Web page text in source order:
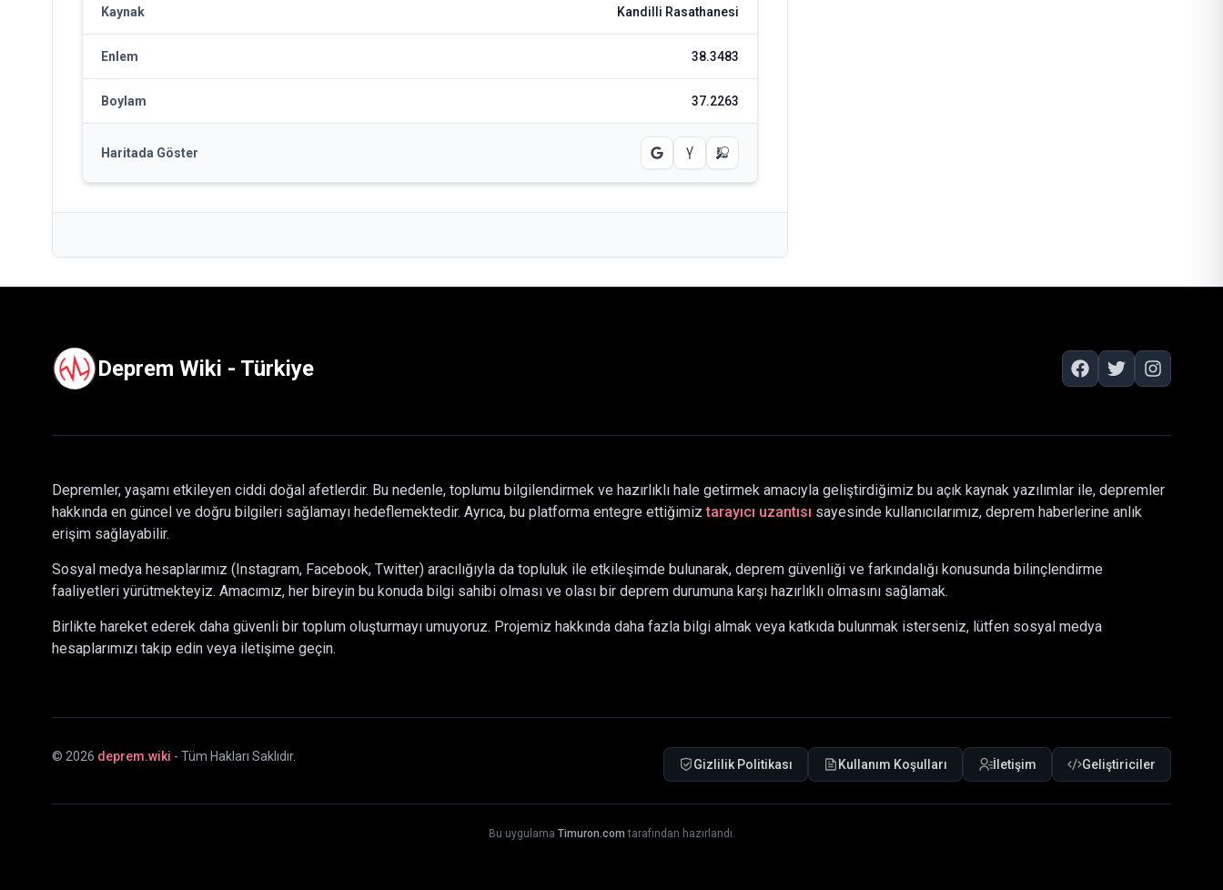
Kaynak Kandilli Rasathanesi
Enlem 38.3483
Boylam 37.2263
Haritada Göster
Deprem Wiki - Türkiye
Depremler, yaşamı etkileyen ciddi doğal afetlerdir. Bu nedenle, toplumu bilgilendirmek ve hazırlıklı hale getirmek amacıyla geliştirdiğimiz bu açık kaynak yazılımlar ile, depremler
hakkında en güncel ve doğru bilgileri sağlamayı hedeflemektedir. Ayrıca, bu platforma entegre ettiğimiz tarayıcı uzantısı sayesinde kullanıcılarımız, deprem haberlerine anlık
erişim sağlayabilir.
Sosyal medya hesaplarımız (Instagram, Facebook, Twitter) aracılığıyla da topluluk ile etkileşimde bulunarak, deprem güvenliği ve farkındalığı konusunda bilinçlendirme
faaliyetleri yürütmekteyiz. Amacımız, her bireyin bu konuda bilgi sahibi olması ve olası bir deprem durumuna karşı hazırlıklı olmasını sağlamak.
Birlikte hareket ederek daha güvenli bir toplum oluşturmayı umuyoruz. Projemiz hakkında daha fazla bilgi almak veya katkıda bulunmak isterseniz, lütfen sosyal medya
hesaplarımızı takip edin veya iletişime geçin.
© 2026 deprem.wiki - Tüm Hakları Saklıdır.
Gizlilik Politikası Kullanım Koşulları İletişim Geliştiriciler
Bu uygulama Timuron.com tarafından hazırlandı.